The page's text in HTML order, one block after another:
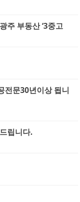
주 부동산 ‘3중고
전문30년이상 됩니
립니다.